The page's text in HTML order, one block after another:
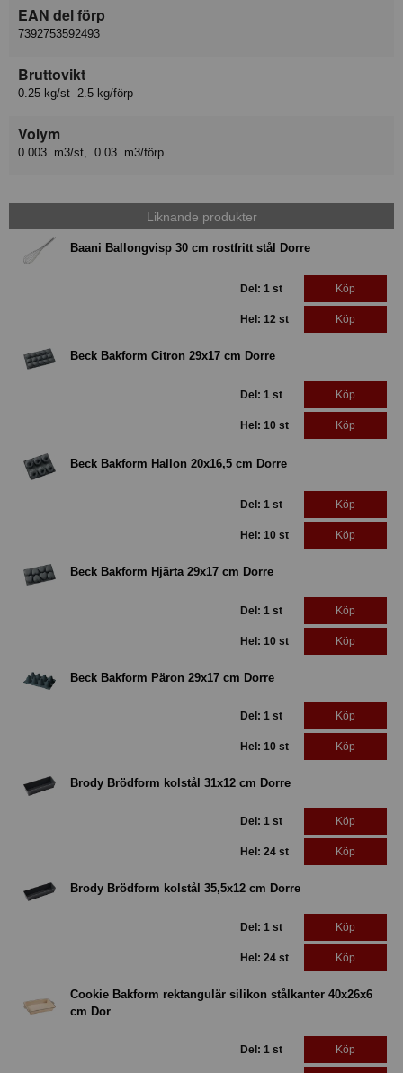
EAN del förp
7392753592493
Bruttovikt
0.25 kg/st 2.5 kg/förp
Volym
0.003 m3/st, 0.03 m3/förp
Liknande produkter
Baani Ballongvisp 30 cm rostfritt stål Dorre
Del: 1 st Köp
Hel: 12 st Köp
Beck Bakform Citron 29x17 cm Dorre
Del: 1 st Köp
Hel: 10 st Köp
Beck Bakform Hallon 20x16,5 cm Dorre
Del: 1 st Köp
Hel: 10 st Köp
Beck Bakform Hjärta 29x17 cm Dorre
Del: 1 st Köp
Hel: 10 st Köp
Beck Bakform Päron 29x17 cm Dorre
Del: 1 st Köp
Hel: 10 st Köp
Brody Brödform kolstål 31x12 cm Dorre
Del: 1 st Köp
Hel: 24 st Köp
Brody Brödform kolstål 35,5x12 cm Dorre
Del: 1 st Köp
Hel: 24 st Köp
Cookie Bakform rektangulär silikon stålkanter 40x26x6
cm Dor
Del: 1 st Köp